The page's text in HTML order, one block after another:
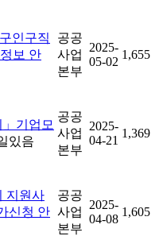
인구직
보 안
공공
사업
본부
2025-
05-02
1,655
」기업모
공공
사업
본부
2025-
04-21
1,369
지원사
신청 안
공공
사업
본부
2025-
04-08
1,605